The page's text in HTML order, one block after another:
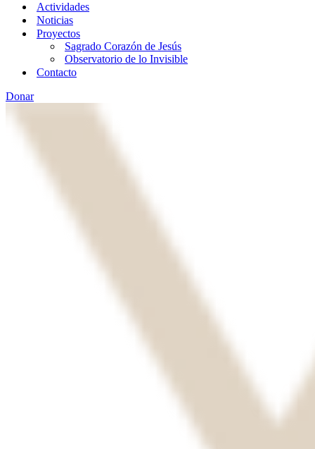
Actividades
Noticias
Proyectos
Sagrado Corazón de Jesús
Observatorio de lo Invisible
Contacto
Donar